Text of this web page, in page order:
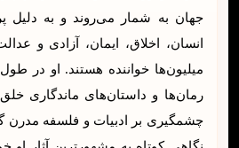
جهان به شمار می‌روند و به دلیل
انسان، اخلاق، ایمان، آزادی و
میلیون‌ها خواننده هستند. او در
رمان‌ها و داستان‌های ماندگاری خلق
چشمگیری بر ادبیات و فلسفه مدرن